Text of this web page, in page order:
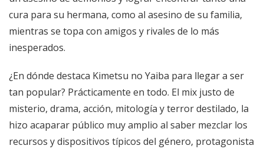
cura para su hermana, como al asesino de su familia,
mientras se topa con amigos y rivales de lo más
inesperados.
¿En dónde destaca Kimetsu no Yaiba para llegar a ser
tan popular? Prácticamente en todo. El mix justo de
misterio, drama, acción, mitología y terror destilado, la
hizo acaparar público muy amplio al saber mezclar los
recursos y dispositivos típicos del género, protagonista